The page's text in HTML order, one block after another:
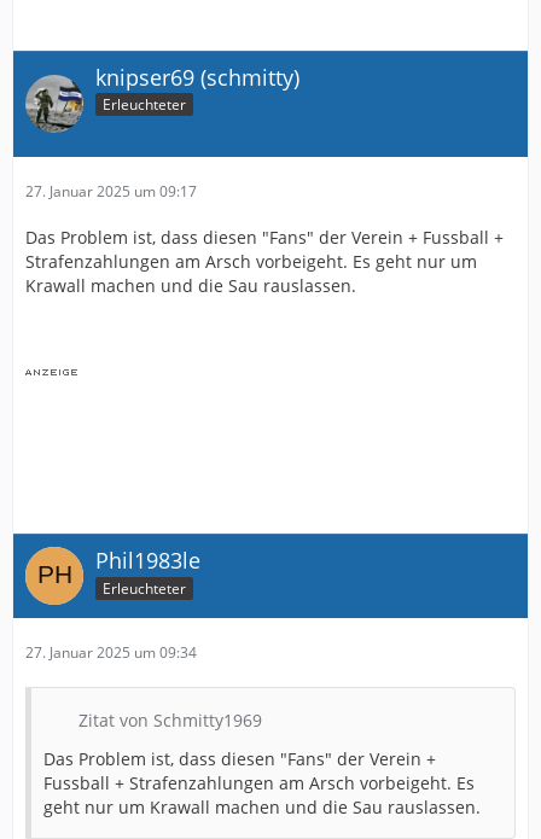
knipser69 (schmitty)
Erleuchteter
27. Januar 2025 um 09:17
Das Problem ist, dass diesen "Fans" der Verein + Fussball +
Strafenzahlungen am Arsch vorbeigeht. Es geht nur um
Krawall machen und die Sau rauslassen.
Phil1983le
Erleuchteter
27. Januar 2025 um 09:34
Zitat von Schmitty1969
Das Problem ist, dass diesen "Fans" der Verein +
Fussball + Strafenzahlungen am Arsch vorbeigeht. Es
geht nur um Krawall machen und die Sau rauslassen.